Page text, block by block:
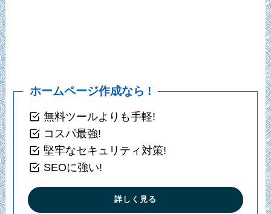
ホームページ作成なら !
無料ツールよりも手軽!
コスパ最強!
堅牢なセキュリティ対策!
SEOに強い!
詳しく見る